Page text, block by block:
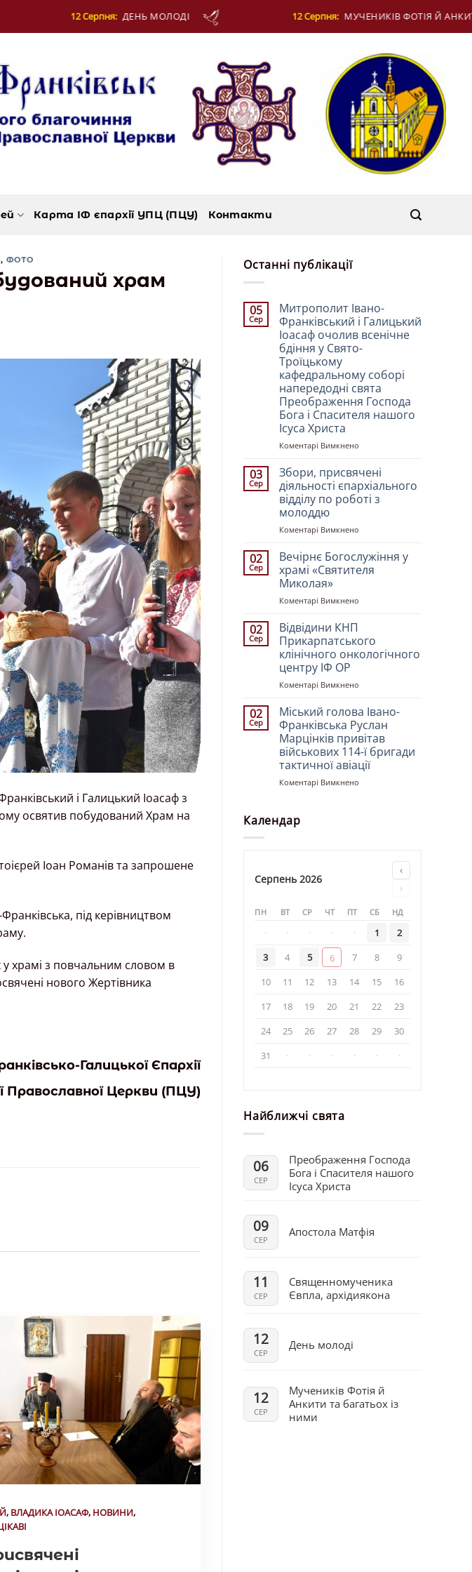
ДЕНЬ МОЛОДІ 12 Серпня: МУЧЕНИКІВ ФОТІЯ Й АНКИТИ ТА БАГАТЬОХ
Карта ІФ єпархії УПЦ (ПЦУ) Контакти
, ФОТО
храм
і Галицький Іоасаф з
освятив побудований Храм на
Іоан Романів та запрошене
під керівництвом
у храмі з повчальним словом в
нового Жертівника
Галицької Єпархії
Православної Церкви (ПЦУ)
, ВЛАДИКА ІОАСАФ, НОВИНИ,
Останні публікації
05
Сер
Митрополит Івано-
Франківський і Галицький
Іоасаф очолив всенічне
бдіння у Свято-
Троїцькому
кафедральному соборі
напередодні свята
Преображення Господа
Бога і Спасителя нашого
Ісуса Христа
Коментарі Вимкнено
Івано-
Франківський
і
Галицький
бдіння
у
Свято-
Преображення
Господа
нашого
Ісуса
Христа
03
Сер
Збори, присвячені
діяльності єпархіального
відділу по роботі з
молоддю
Коментарі Вимкнено
присвячені
діяльності
єпархіального
02
Сер
Вечірнє Богослужіння у
храмі «Святителя
Миколая»
Коментарі Вимкнено
храмі
«Святителя
02
Сер
Відвідини КНП
Прикарпатського
клінічного онкологічного
центру ІФ ОР
Коментарі Вимкнено
КНП
клінічного
онкологічного
центру
ІФ
02
Сер
Міський голова Івано-
Франківська Руслан
Марцінків привітав
військових 114-ї бригади
тактичної авіації
Коментарі Вимкнено
військових
бригади
авіації
Календар
Серпень 2026
‹
›
ПН ВТ СР ЧТ ПТ СБ НД
· · · · · 1
2
3
4 5 6 7 8
9
10
11 12 13 14 15
16
17
18 19 20 21 22
23
24
25 26 27 28 29
30
31
· · · · · ·
Найближчі свята
06
СЕР
Преображення Господа
Бога і Спасителя нашого
Ісуса Христа
09
СЕР
Апостола Матфія
11
СЕР
Священномученика
Євпла, архідиякона
12
СЕР
День молоді
12
СЕР
Мучеників Фотія й
Анкити та багатьох із
ними